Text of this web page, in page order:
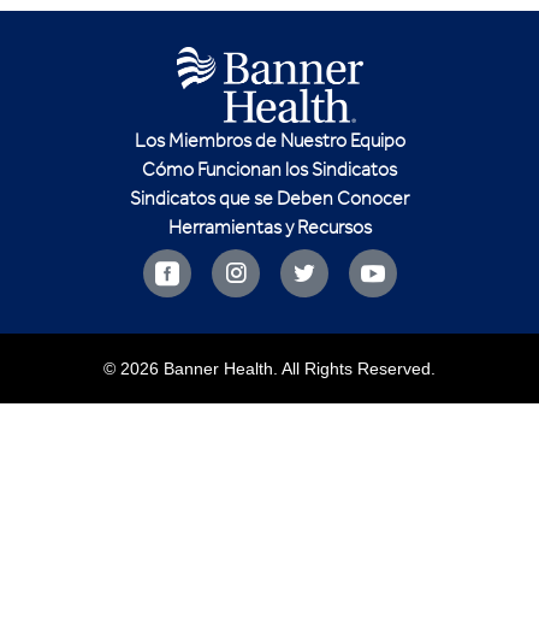
Los Miembros de Nuestro Equipo
Cómo Funcionan los Sindicatos
Sindicatos que se Deben Conocer
Herramientas y Recursos
© 2026 Banner Health. All Rights Reserved.